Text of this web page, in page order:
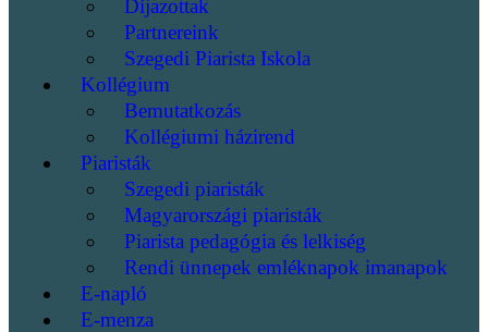
Díjazottak
Partnereink
Szegedi Piarista Iskola
Kollégium
Bemutatkozás
Kollégiumi házirend
Piaristák
Szegedi piaristák
Magyarországi piaristák
Piarista pedagógia és lelkiség
Rendi ünnepek emléknapok imanapok
E-napló
E-menza